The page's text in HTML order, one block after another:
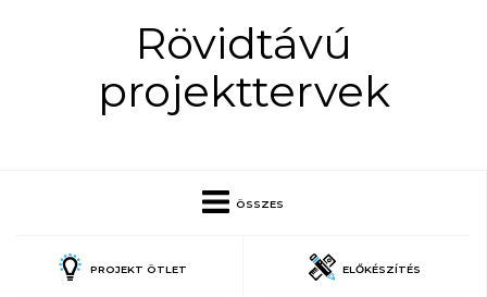
Rövidtávú
projekttervek
ÖSSZES
PROJEKT ÖTLET ELŐKÉSZÍTÉS